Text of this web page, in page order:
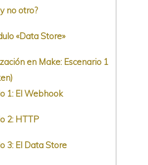
no otro?
«Data Store»
en Make: Escenario 1
1: El Webhook
2: HTTP
3: El Data Store